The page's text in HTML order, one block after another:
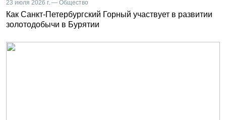
23 июля 2026 г. — Общество
Как Санкт-Петербургский Горный участвует в развитии
золотодобычи в Бурятии